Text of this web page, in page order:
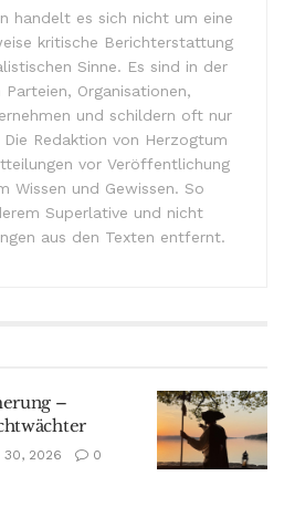
handelt es sich nicht um eine
kritische Berichterstattung
Sinne. Es sind in der
Parteien, Organisationen,
und schildern oft nur
Redaktion von Herzogtum
vor Veröffentlichung
Wissen und Gewissen. So
Superlative und nicht
aus den Texten entfernt.
–
2026
0